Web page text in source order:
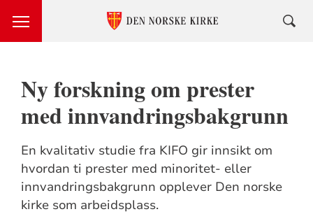
Ny forskning om prester
med innvandringsbakgrunn
En kvalitativ studie fra KIFO gir innsikt om
hvordan ti prester med minoritet- eller
innvandringsbakgrunn opplever Den norske
kirke som arbeidsplass.